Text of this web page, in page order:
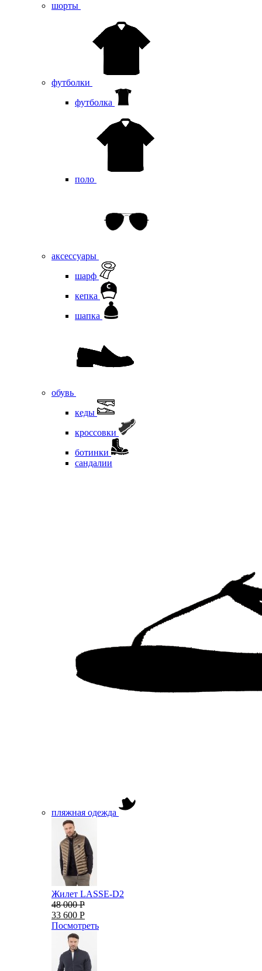
шорты
футболки
футболка
поло
аксессуары
шарф
кепка
шапка
обувь
кеды
кроссовки
ботинки
сандалии
пляжная одежда
Жилет LASSE-D2
48 000 Р
33 600 Р
Посмотреть